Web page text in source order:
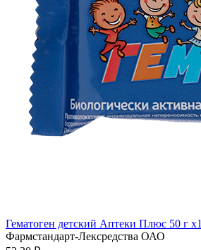
Гематоген детский Аптеки Плюс 50 г x1
Фармстандарт-Лексредства ОАО